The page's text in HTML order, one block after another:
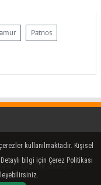
Patnos
Gizlilik İlkeleri
kullanılmaktadır. Kişisel
bilgi için Çerez Politikası